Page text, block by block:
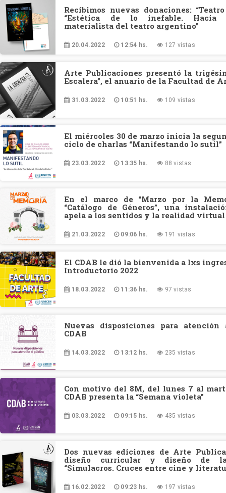
Recibimos nuevas donaciones:
“Estética de lo inefable. Hacia
materialista del teatro argentino”
20.04.2022 12:54 hs. 127 vistas
Arte Publicaciones presentó la
Escalera”, el anuario de la Facultad de
31.03.2022 10:51 hs. 109 vistas
El miércoles 30 de marzo inicia la
ciclo de charlas “Manifestando lo sutil”
23.03.2022 13:35 hs. 88 vistas
En el marco de “Marzo por la
“Catálogo de Géneros”, una
apela a los sentidos y la realidad virtual
21.03.2022 09:06 hs. 191 vistas
El CDAB le dió la bienvenida a lxs
Introductorio 2022
18.03.2022 11:36 hs. 97 vistas
Nuevas disposiciones para
CDAB
14.03.2022 13:12 hs. 235 vistas
Con motivo del 8M, del lunes 7 al
CDAB presenta la “Semana violeta”
03.03.2022 09:15 hs. 435 vistas
Dos nuevas ediciones de Arte
diseño curricular y diseño de la
“Simulacros. Cruces entre cine y
16.02.2022 09:23 hs. 197 vistas